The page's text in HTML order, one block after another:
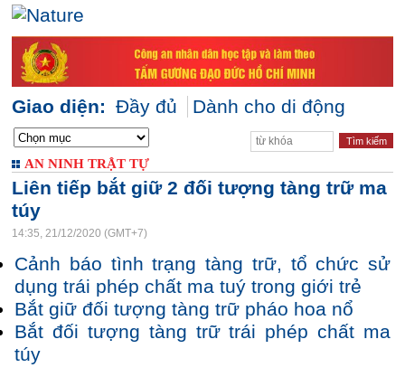
Giao diện: Đầy đủ Dành cho di động
AN NINH TRẬT TỰ
Liên tiếp bắt giữ 2 đối tượng tàng trữ ma
túy
14:35, 21/12/2020 (GMT+7)
Cảnh báo tình trạng tàng trữ, tổ chức sử
dụng trái phép chất ma tuý trong giới trẻ
Bắt giữ đối tượng tàng trữ pháo hoa nổ
Bắt đối tượng tàng trữ trái phép chất ma
túy